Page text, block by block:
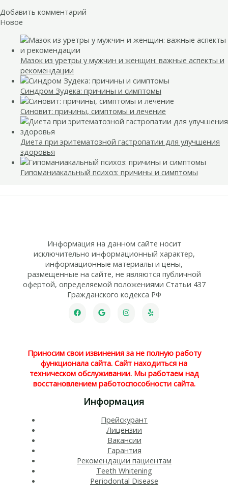
Добавить комментарий
Новое
Мазок из уретры у мужчин и женщин: важные аспекты и
рекомендации
Синдром Зудека: причины и симптомы
Синовит: причины, симптомы и лечение
Диета при эритематозной гастропатии для улучшения
здоровья
Гипоманиакальный психоз: причины и симптомы
Информация на данном сайте носит
исключительно информационный характер,
информационные материалы и цены,
размещенные на сайте, не являются публичной
офертой, определяемой положениями Статьи 437
Гражданского кодекса РФ
Приносим свои извинения за не полную работу
функционала сайта. Сайт находиться на
техническом обслуживании. Мы работаем над
восстановлением работоспособности сайта.
Информация
Прейскурант
Лицензии
Вакансии
Гарантия
Рекомендации пациентам
Teeth Whitening​
Periodontal Disease​